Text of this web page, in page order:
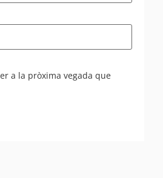
a la pròxima vegada que